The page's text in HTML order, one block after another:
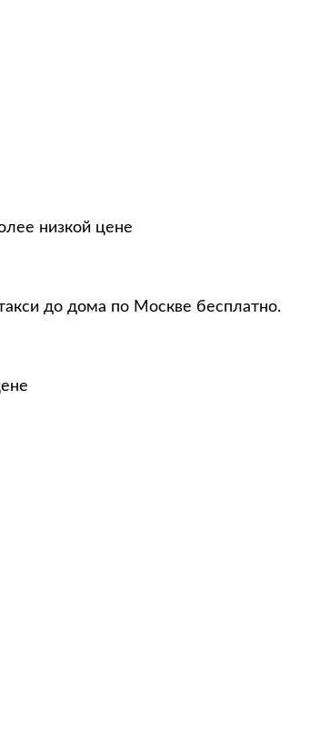
низкой цене
до дома по Москве бесплатно.